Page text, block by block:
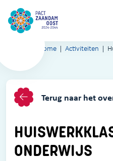
Home Activiteiten
Terug naar het
ONDERWIJS